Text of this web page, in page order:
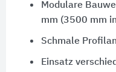
Modulare
mm (3500 mm
Schmale
Einsatz